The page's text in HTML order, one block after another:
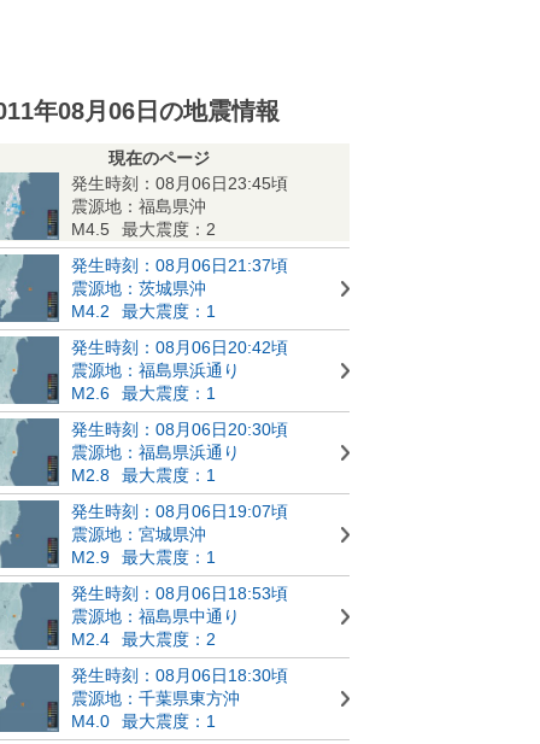
年08月06日の地震情報
現在のページ
発生時刻：08月06日23:45頃
震源地：福島県沖
M4.5
最大震度：2
発生時刻：08月06日21:37頃
震源地：茨城県沖
M4.2
最大震度：1
発生時刻：08月06日20:42頃
震源地：福島県浜通り
M2.6
最大震度：1
発生時刻：08月06日20:30頃
震源地：福島県浜通り
M2.8
最大震度：1
発生時刻：08月06日19:07頃
震源地：宮城県沖
M2.9
最大震度：1
発生時刻：08月06日18:53頃
震源地：福島県中通り
M2.4
最大震度：2
発生時刻：08月06日18:30頃
震源地：千葉県東方沖
M4.0
最大震度：1